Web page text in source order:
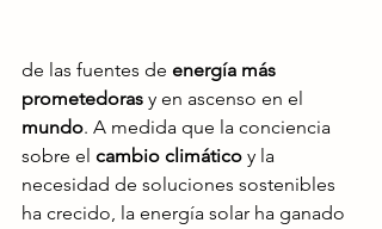
de las fuentes de energía más
prometedoras y en ascenso en el
mundo. A medida que la conciencia
sobre el cambio climático y la
necesidad de soluciones sostenibles
ha crecido, la energía solar ha ganado